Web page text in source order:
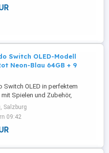
Switch OLED-Modell
Neon-Blau 64GB + 9
Switch OLED in perfektem
Spielen und Zubehör,
einwandfrei
Salzburg
09:42